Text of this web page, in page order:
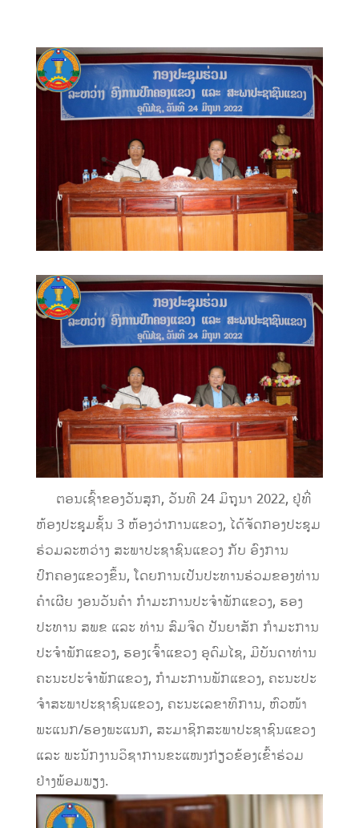
ຕອນເຊົ້າຂອງວັນສຸກ, ວັນທີ 24 ມິຖຸນາ 2022, ຢູ່ທີ່
ຫ້ອງປະຊຸມຊັ້ນ 3 ຫ້ອງວ່າການແຂວງ, ໄດ້ຈັດກອງປະຊຸມ
ຮ່ວມລະຫວ່າງ ສະພາປະຊາຊົນແຂວງ ກັບ ອົງການ
ປົກຄອງແຂວງຂຶ້ນ, ໂດຍການເປັນປະທານຮ່ວມຂອງທ່ານ
ຄໍາເຜີຍ ງອນວັນຄໍາ ກໍາມະການປະຈໍາພັກແຂວງ, ຮອງ
ປະທານ ສພຂ ແລະ ທ່ານ ສົມຈິດ ປັນຍາສັກ ກຳມະການ
ປະຈໍາພັກແຂວງ, ຮອງເຈົ້າແຂວງ ອຸດົມໄຊ, ມີບັນດາທ່ານ
ຄະນະປະຈຳພັກແຂວງ, ກໍາມະການພັກແຂວງ, ຄະນະປະ
ຈໍາສະພາປະຊາຊົນແຂວງ, ຄະນະເລຂາທິການ, ຫົວໜ້າ
ພະແນກ/ຮອງພະແນກ, ສະມາຊິກສະພາປະຊາຊົນແຂວງ
ແລະ ພະນັກງານວິຊາການຂະແໜງກ່ຽວຂ້ອງເຂົ້າຮ່ວມ
ຢ່າງພ້ອມພຽງ.